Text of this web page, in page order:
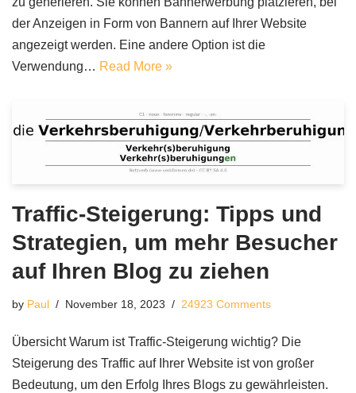
der Anzeigen in Form von Bannern auf Ihrer Website
angezeigt werden. Eine andere Option ist die
Verwendung… Read More »
Traffic-Steigerung: Tipps und
Strategien, um mehr Besucher
auf Ihren Blog zu ziehen
by Paul November 18, 2023 24923 Comments
Übersicht Warum ist Traffic-Steigerung wichtig? Die
Steigerung des Traffic auf Ihrer Website ist von großer
Bedeutung, um den Erfolg Ihres Blogs zu gewährleisten.